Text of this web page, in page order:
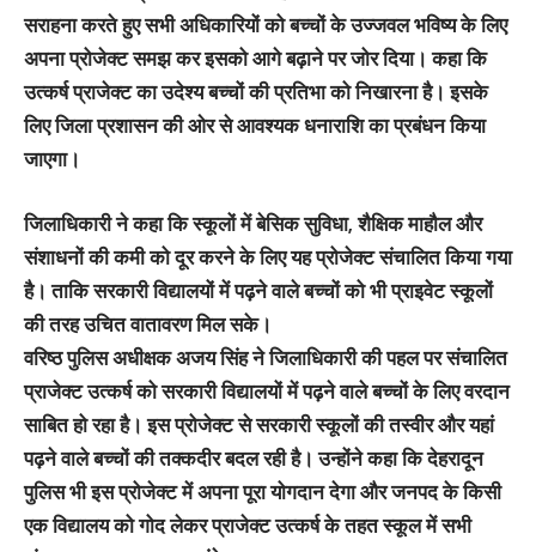
सराहना करते हुए सभी अधिकारियों को बच्चों के उज्जवल भविष्य के लिए
अपना प्रोजेक्ट समझ कर इसको आगे बढ़ाने पर जोर दिया। कहा कि
उत्कर्ष प्राजेक्ट का उदेश्य बच्चों की प्रतिभा को निखारना है। इसके
लिए जिला प्रशासन की ओर से आवश्यक धनाराशि का प्रबंधन किया
जाएगा।
जिलाधिकारी ने कहा कि स्कूलों में बेसिक सुविधा, शैक्षिक माहौल और
संशाधनों की कमी को दूर करने के लिए यह प्रोजेक्ट संचालित किया गया
है। ताकि सरकारी विद्यालयों में पढ़ने वाले बच्चों को भी प्राइवेट स्कूलों
की तरह उचित वातावरण मिल सके।
वरिष्ठ पुलिस अधीक्षक अजय सिंह ने जिलाधिकारी की पहल पर संचालित
प्राजेक्ट उत्कर्ष को सरकारी विद्यालयों में पढ़ने वाले बच्चों के लिए वरदान
साबित हो रहा है। इस प्रोजेक्ट से सरकारी स्कूलों की तस्वीर और यहां
पढ़ने वाले बच्चों की तक्कदीर बदल रही है। उन्होंने कहा कि देहरादून
पुलिस भी इस प्रोजेक्ट में अपना पूरा योगदान देगा और जनपद के किसी
एक विद्यालय को गोद लेकर प्राजेक्ट उत्कर्ष के तहत स्कूल में सभी